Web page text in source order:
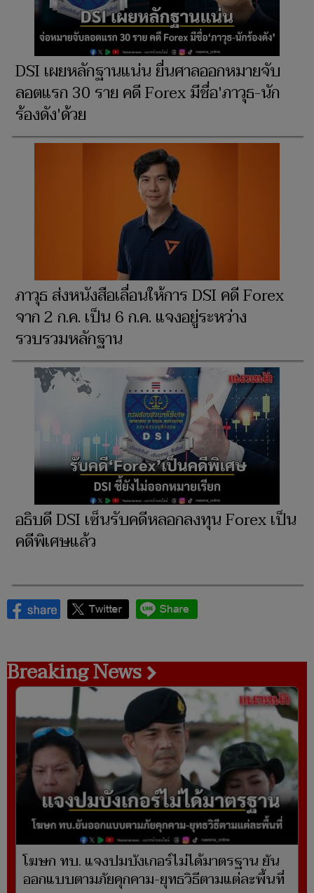
DSI เผยหลักฐานแน่น ยื่นศาลออกหมายจับ
ลอตแรก 30 ราย คดี Forex มีชื่อ'ภาวุธ-นัก
ร้องดัง'ด้วย
ภาวุธ ส่งหนังสือเลื่อนให้การ DSI คดี Forex
จาก 2 ก.ค. เป็น 6 ก.ค. แจงอยู่ระหว่าง
รวบรวมหลักฐาน
อธิบดี DSI เซ็นรับคดีหลอกลงทุน Forex เป็น
คดีพิเศษแล้ว
Breaking News
โฆษก ทบ. แจงปมบังเกอร์ไม่ได้มาตรฐาน ยัน
ออกแบบตามภัยคุกคาม-ยุทธวิธีตามแต่ละพื้นที่